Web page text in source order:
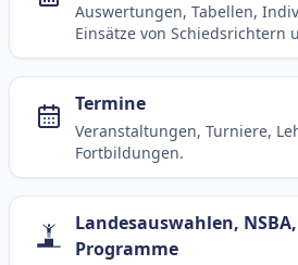
Auswertungen, Tabellen,
Einsätze von Schiedsrichtern
Termine
Veranstaltungen, Turniere,
Fortbildungen.
Landesauswahlen,
Programme